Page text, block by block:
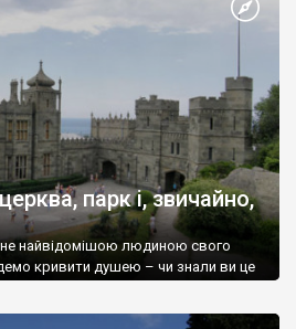
парк і, звичайно,
найвідомішою людиною свого
кривити душею – чи знали ви це